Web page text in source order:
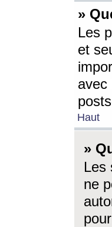
»
Les
et
avec
Haut
»
Les
ne